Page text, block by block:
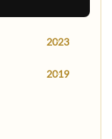
2023
2019